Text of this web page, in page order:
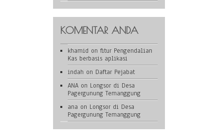
KOMENTAR ANDA
khamid on fitur Pengendalian
Kas berbasis aplikasi
indah on Daftar Pejabat
ANA on Longsor di Desa
Pagergunung Temanggung
ana on Longsor di Desa
Pagergunung Temanggung